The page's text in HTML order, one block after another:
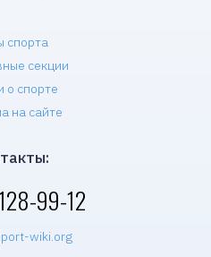
спорта
секции
о спорте
на сайте
99-12
wiki.org